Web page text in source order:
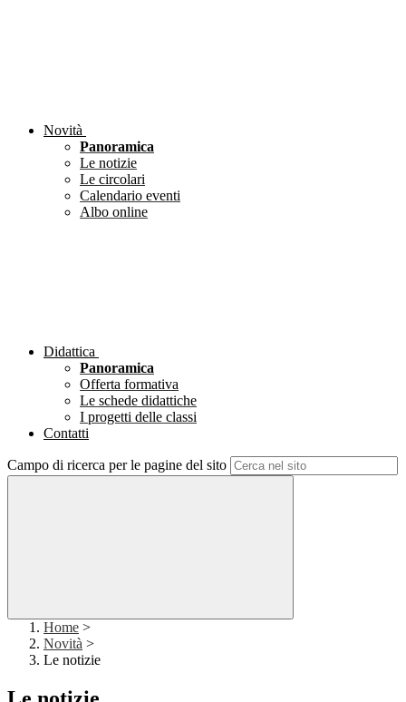
Novità
Panoramica
Le notizie
Le circolari
Calendario eventi
Albo online
Didattica
Panoramica
Offerta formativa
Le schede didattiche
I progetti delle classi
Contatti
Campo di ricerca per le pagine del sito
Home >
Novità >
Le notizie